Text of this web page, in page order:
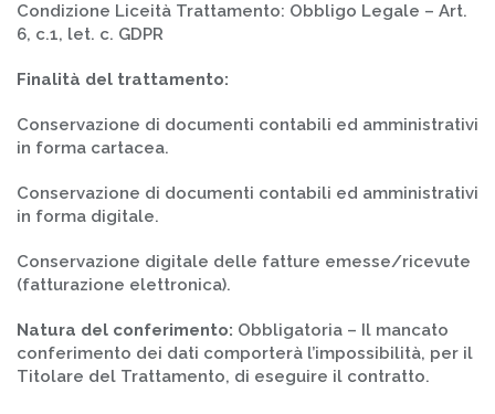
Condizione Liceità Trattamento: Obbligo Legale – Art.
6, c.1, let. c. GDPR
Finalità del trattamento:
Conservazione di documenti contabili ed amministrativi
in forma cartacea.
Conservazione di documenti contabili ed amministrativi
in forma digitale.
Conservazione digitale delle fatture emesse/ricevute
(fatturazione elettronica).
Natura del conferimento: Obbligatoria – Il mancato
conferimento dei dati comporterà l’impossibilità, per il
Titolare del Trattamento, di eseguire il contratto.